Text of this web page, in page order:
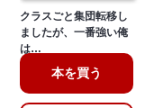
クラスごと集団転移し
ましたが、一番強い俺
は…
本を買う